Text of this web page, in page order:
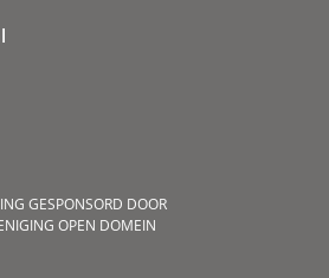
GESPONSORD DOOR
OPEN DOMEIN